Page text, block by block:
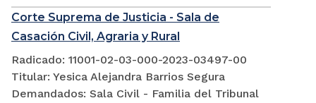
Corte Suprema de Justicia - Sala de
Casación Civil, Agraria y Rural
Radicado: 11001-02-03-000-2023-03497-00
Titular: Yesica Alejandra Barrios Segura
Demandados: Sala Civil - Familia del Tribunal